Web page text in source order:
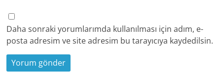
Daha sonraki yorumlarımda kullanılması için adım, e-
posta adresim ve site adresim bu tarayıcıya kaydedilsin.